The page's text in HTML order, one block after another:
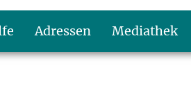
Adressen Mediathek